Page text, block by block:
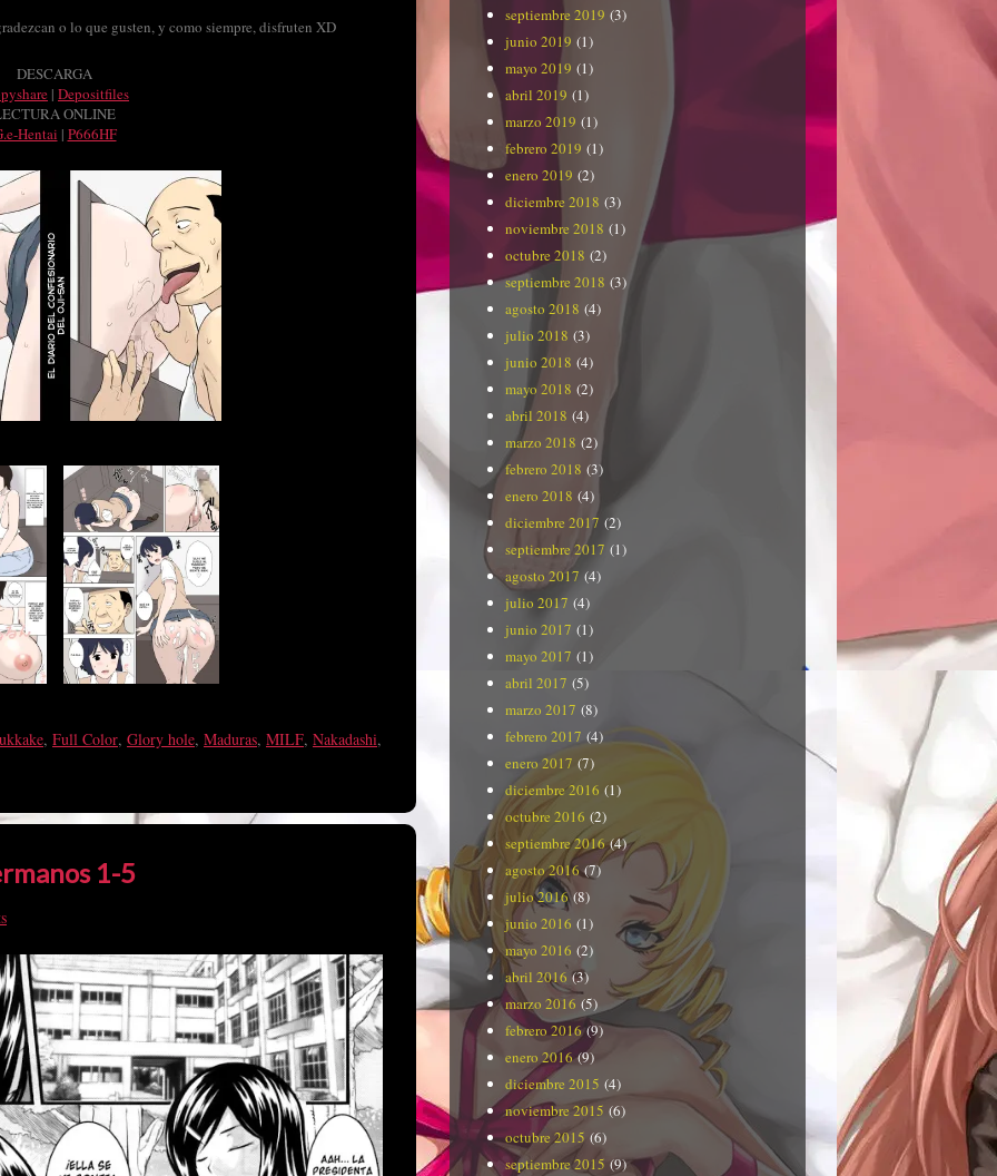
o lo que gusten, y como siempre, disfruten XD
DESCARGA
| Depositfiles
ONLINE
Hentai | P666HF
, Full Color, Glory hole, Maduras, MILF, Nakadashi,
1-5
septiembre 2019 (3)
junio 2019 (1)
mayo 2019 (1)
abril 2019 (1)
marzo 2019 (1)
febrero 2019 (1)
enero 2019 (2)
diciembre 2018 (3)
noviembre 2018 (1)
octubre 2018 (2)
septiembre 2018 (3)
agosto 2018 (4)
julio 2018 (3)
junio 2018 (4)
mayo 2018 (2)
abril 2018 (4)
marzo 2018 (2)
febrero 2018 (3)
enero 2018 (4)
diciembre 2017 (2)
septiembre 2017 (1)
agosto 2017 (4)
julio 2017 (4)
junio 2017 (1)
mayo 2017 (1)
abril 2017 (5)
marzo 2017 (8)
febrero 2017 (4)
enero 2017 (7)
diciembre 2016 (1)
octubre 2016 (2)
septiembre 2016(4)
agosto 2016(7)
julio 2016(8)
junio 2016 (1)
mayo 2016 (2)
abril 2016 (3)
marzo 2016 (5)
febrero 2016(9)
enero 2016(9)
diciembre 2015 (4)
noviembre 2015 (6)
octubre 2015 (6)
septiembre 2015 (9)